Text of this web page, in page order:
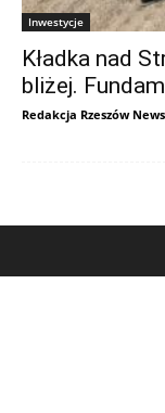
Inwestycje
Kładka nad
bliżej.
Redakcja Rzeszów News